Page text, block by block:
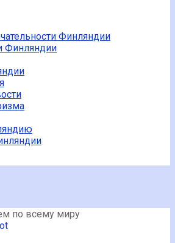
Финляндии
Финляндии
по всему миру